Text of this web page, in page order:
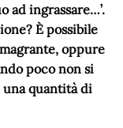
ad ingrassare…’.
È possibile
oppure
poco non si
quantità di